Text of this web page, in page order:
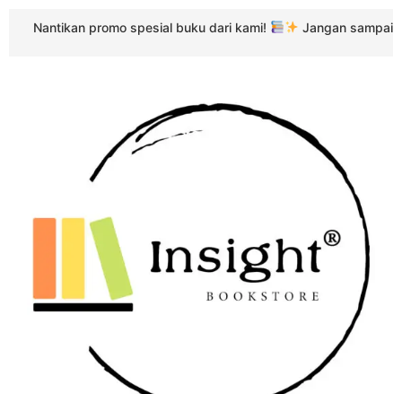
Nantikan promo spesial buku dari kami! Jangan sampai